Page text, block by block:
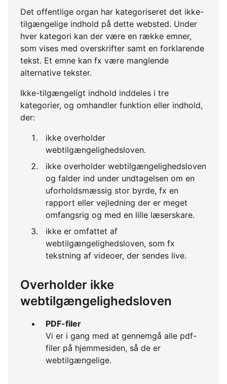
Det offentlige organ har kategoriseret det ikke-
tilgængelige indhold på dette websted. Under
hver kategori kan der være en række emner,
som vises med overskrifter samt en forklarende
tekst. Et emne kan fx være manglende
alternative tekster.
Ikke-tilgængeligt indhold inddeles i tre
kategorier, og omhandler funktion eller indhold,
der:
ikke overholder
webtilgængelighedsloven.
ikke overholder webtilgængelighedsloven
og falder ind under undtagelsen om en
uforholdsmæssig stor byrde, fx en
rapport eller vejledning der er meget
omfangsrig og med en lille læserskare.
ikke er omfattet af
webtilgængelighedsloven, som fx
tekstning af videoer, der sendes live.
Overholder ikke
webtilgængelighedsloven
PDF-filer
Vi er i gang med at gennemgå alle pdf-
filer på hjemmesiden, så de er
webtilgængelige.